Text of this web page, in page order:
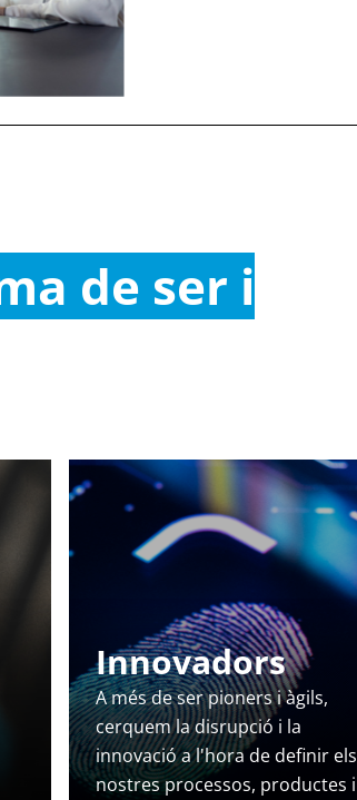
de ser i
Innovadors
A més de ser pioners i àgils,
cerquem la disrupció i la
innovació a l'hora de definir els
nostres processos, productes i